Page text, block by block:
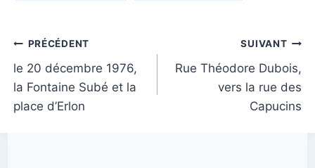
Navigation
de
l’article
PRÉCÉDENT
le 20 décembre 1976,
la Fontaine Subé et la
place d’Erlon
SUIVANT
Rue Théodore Dubois,
vers la rue des
Capucins